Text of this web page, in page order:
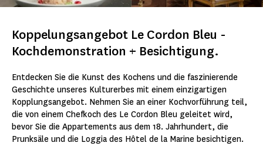
Koppelungsangebot Le Cordon Bleu -
Kochdemonstration + Besichtigung.
Entdecken Sie die Kunst des Kochens und die faszinierende
Geschichte unseres Kulturerbes mit einem einzigartigen
Kopplungsangebot. Nehmen Sie an einer Kochvorführung teil,
die von einem Chefkoch des Le Cordon Bleu geleitet wird,
bevor Sie die Appartements aus dem 18. Jahrhundert, die
Prunksäle und die Loggia des Hôtel de la Marine besichtigen.